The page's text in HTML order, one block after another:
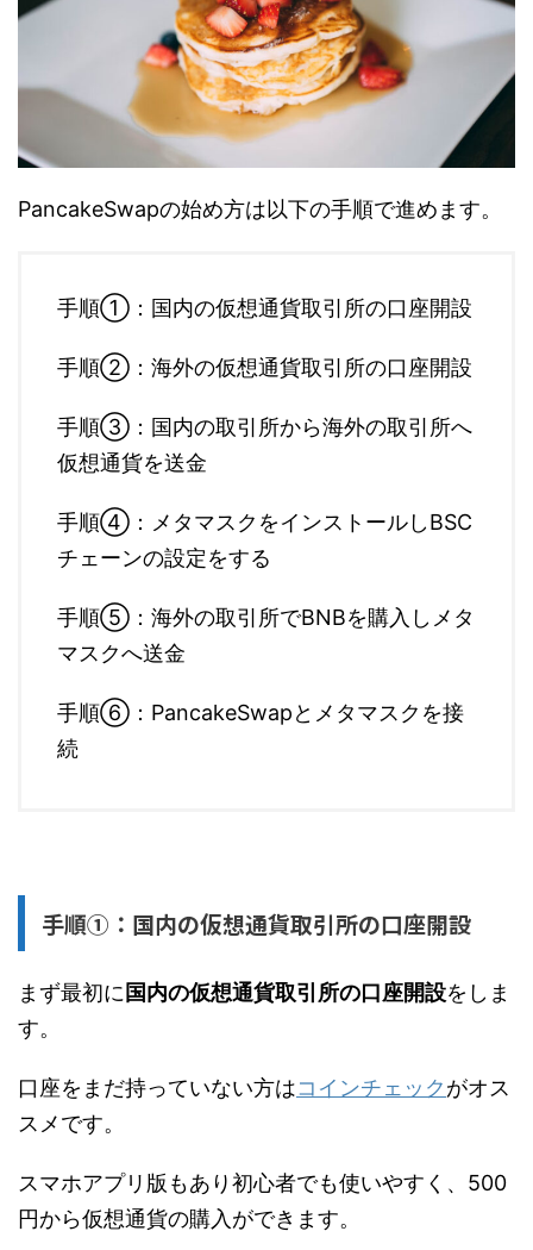
PancakeSwapの始め方は以下の手順で進めます。
手順①：国内の仮想通貨取引所の口座開設
手順②：海外の仮想通貨取引所の口座開設
手順③：国内の取引所から海外の取引所へ
仮想通貨を送金
手順④：メタマスクをインストールしBSC
チェーンの設定をする
手順⑤：海外の取引所でBNBを購入しメタ
マスクへ送金
手順⑥：PancakeSwapとメタマスクを接
続
手順①：国内の仮想通貨取引所の口座開設
まず最初に国内の仮想通貨取引所の口座開設をしま
す。
口座をまだ持っていない方はコインチェックがオス
スメです。
スマホアプリ版もあり初心者でも使いやすく、500
円から仮想通貨の購入ができます。